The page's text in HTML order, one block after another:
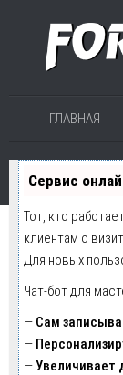
ГЛАВНАЯ
Сервис
Тот, кто
клиентам о
Для новых
Чат-бот для
— Сам
—
—Увеличивает